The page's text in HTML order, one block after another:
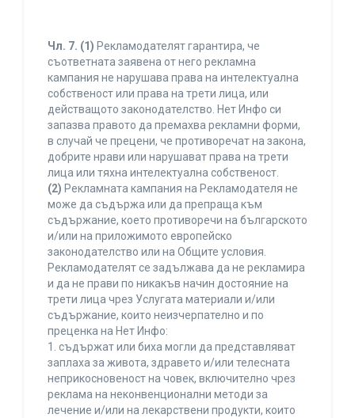
Чл. 7. (1) Рекламодателят гарантира, че
съответната заявена от него рекламна
кампания не нарушава права на интелектуална
собственост или права на трети лица, или
действащото законодателство. Нет Инфо си
запазва правото да премахва рекламни форми,
в случай че прецени, че противоречат на закона,
добрите нрави или нарушават права на трети
лица или тяхна интелектуална собственост.
(2) Рекламната кампания на Рекламодателя не
може да съдържа или да препраща към
съдържание, което противоречи на българското
и/или на приложимото европейско
законодателство или на Общите условия.
Рекламодателят се задължава да не рекламира
и да не прави по никакъв начин достояние на
трети лица чрез Услугата материали и/или
съдържание, които неизчерпателно и по
преценка на Нет Инфо:
1. съдържат или биха могли да представляват
заплаха за живота, здравето и/или телесната
неприкосновеност на човек, включително чрез
реклама на неконвенционални методи за
лечение и/или на лекарствени продукти, които